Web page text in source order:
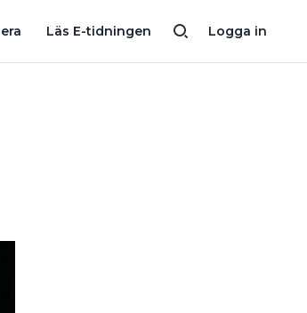
Logga in
Läs E-tidningen
TORDS SUPERLÖSNING: